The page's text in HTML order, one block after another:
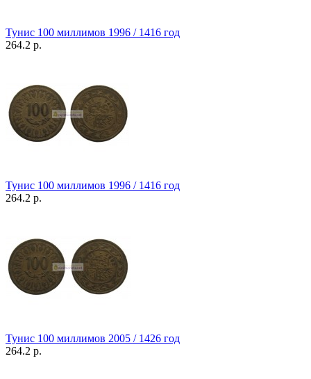
Тунис 100 миллимов 1996 / 1416 год
264.2 р.
Тунис 100 миллимов 1996 / 1416 год
264.2 р.
Тунис 100 миллимов 2005 / 1426 год
264.2 р.